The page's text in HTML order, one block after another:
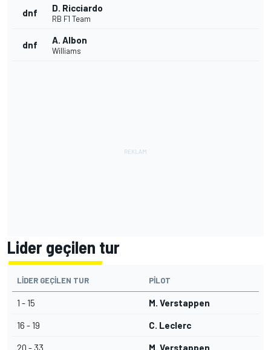
dnf D. Ricciardo
RB F1 Team
dnf A. Albon
Williams
Lider geçilen tur
LIDER GEÇILEN TUR PILOT
1 - 15 M. Verstappen
16 - 19 C. Leclerc
20 - 33 M. Verstappen